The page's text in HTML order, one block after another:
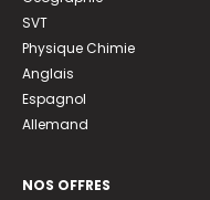
SVT
Physique Chimie
Anglais
Espagnol
Allemand
NOS OFFRES